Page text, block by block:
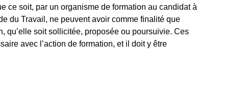
ce soit, par un organisme de formation au candidat à
du Travail, ne peuvent avoir comme finalité que
qu’elle soit sollicitée, proposée ou poursuivie. Ces
avec l’action de formation, et il doit y être